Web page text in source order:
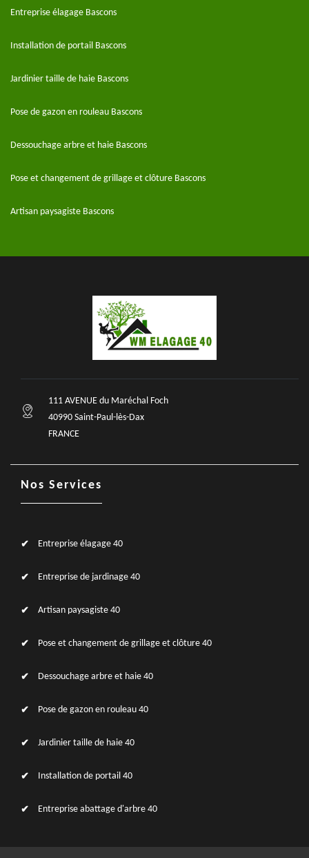
Entreprise élagage Bascons
Installation de portail Bascons
Jardinier taille de haie Bascons
Pose de gazon en rouleau Bascons
Dessouchage arbre et haie Bascons
Pose et changement de grillage et clôture Bascons
Artisan paysagiste Bascons
111 AVENUE du Maréchal Foch
40990 Saint-Paul-lès-Dax
FRANCE
Nos Services
Entreprise élagage 40
Entreprise de jardinage 40
Artisan paysagiste 40
Pose et changement de grillage et clôture 40
Dessouchage arbre et haie 40
Pose de gazon en rouleau 40
Jardinier taille de haie 40
Installation de portail 40
Entreprise abattage d'arbre 40